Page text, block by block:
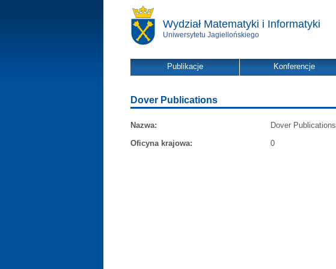
Wydział Matematyki i Informatyki
Uniwersytetu Jagiellońskiego
Publikacje Konferencje
Dover Publications
Nazwa:
Dover Publications
Oficyna krajowa:
0